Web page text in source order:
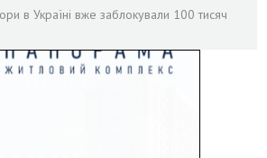
в Україні вже заблокували 100 тисяч